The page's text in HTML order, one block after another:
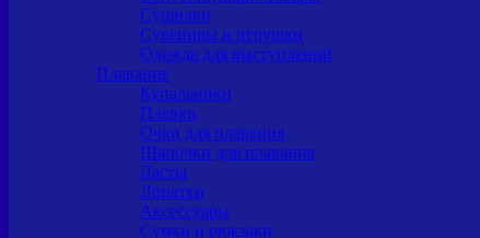
Сушилки
Сувениры и игрушки
Одежда для выступлений
Плавание
Купальники
Плавки
Очки для плавания
Шапочки для плавания
Ласты
Лопатки
Аксессуары
Сумки и рюкзаки